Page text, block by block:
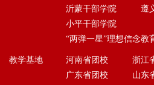
沂蒙干部学院
遵
小平干部学院
“两弹一星”理想信念教
教学基地 河南省团校
浙江
广东省团校
山东